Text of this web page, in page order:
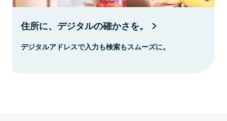
住所に、デジタルの確かさを。
デジタルアドレスで入力も検索もスムーズに。